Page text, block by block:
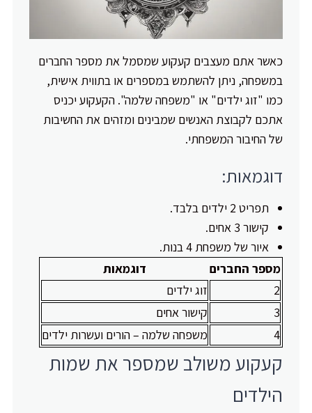
כאשר אתם מעצבים קעקוע שמסמל את מספר החברים
במשפחה, ניתן להשתמש במספרים או בתווית אישית,
כמו "זוג ילדים" או "משפחה שלמה". הקעקוע יכניס
אתכם לקבוצת האנשים שמבינים ומזהים את החשיבות
של החיבור המשפחתי.
דוגמאות:
תפריט 2 ילדים בלבד.
קישור 3 אחים.
איור של משפחת 4 בנות.
מספר החברים
דוגמאות
2
זוג ילדים
3
קישור אחים
4
משפחה שלמה – הורים ועשרות ילדים
קעקוע משולב שמספר את שמות
הילדים